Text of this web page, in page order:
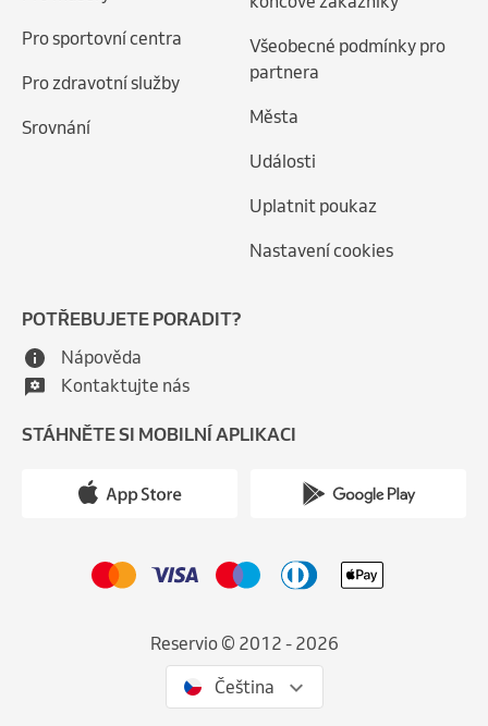
Pro sportovní centra
Pro zdravotní služby
Srovnání
Všeobecné podmínky pro
partnera
Města
Události
Uplatnit poukaz
Nastavení cookies
POTŘEBUJETE PORADIT?
Nápověda
Kontaktujte nás
STÁHNĚTE SI MOBILNÍ APLIKACI
Reservio © 2012 - 2026
Čeština